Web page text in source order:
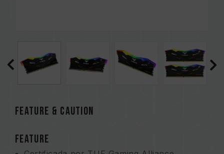
FEATURE & CAUTION
FEATURE